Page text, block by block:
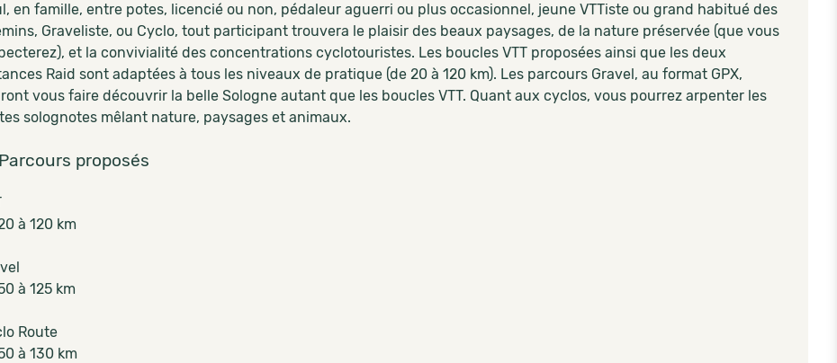
en famille, entre potes, licencié ou non, pédaleur aguerri ou plus occasionnel, jeune VTTiste ou grand habitué des
Graveliste, ou Cyclo, tout participant trouvera le plaisir des beaux paysages, de la nature préservée (que vous
et la convivialité des concentrations cyclotouristes. Les boucles VTT proposées ainsi que les deux
Raid sont adaptées à tous les niveaux de pratique (de 20 à 120 km). Les parcours Gravel, au format GPX,
vous faire découvrir la belle Sologne autant que les boucles VTT. Quant aux cyclos, vous pourrez arpenter les
solognotes mêlant nature, paysages et animaux.
proposés
à 120 km
à 125 km
Route
à 130 km